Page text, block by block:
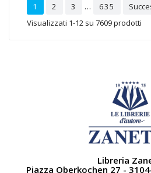
1 2 3 … 635
Visualizzati 1-12 su 7609 prodotti
Libreria
Piazza Oberkochen 27 -